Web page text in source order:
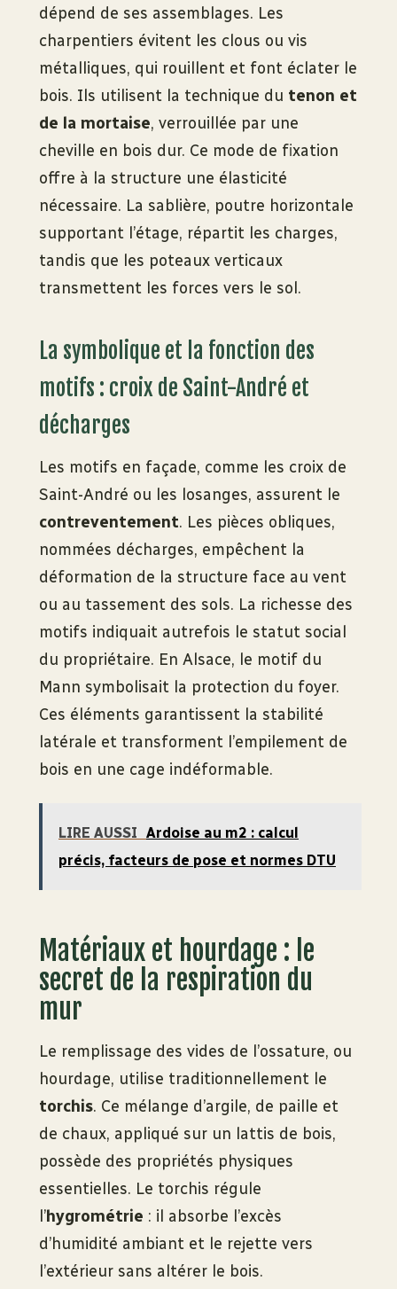
dépend de ses assemblages. Les
charpentiers évitent les clous ou vis
métalliques, qui rouillent et font éclater le
bois. Ils utilisent la technique du tenon et
de la mortaise, verrouillée par une
cheville en bois dur. Ce mode de fixation
offre à la structure une élasticité
nécessaire. La sablière, poutre horizontale
supportant l’étage, répartit les charges,
tandis que les poteaux verticaux
transmettent les forces vers le sol.
La symbolique et la fonction des
motifs : croix de Saint-André et
décharges
Les motifs en façade, comme les croix de
Saint-André ou les losanges, assurent le
contreventement. Les pièces obliques,
nommées décharges, empêchent la
déformation de la structure face au vent
ou au tassement des sols. La richesse des
motifs indiquait autrefois le statut social
du propriétaire. En Alsace, le motif du
Mann symbolisait la protection du foyer.
Ces éléments garantissent la stabilité
latérale et transforment l’empilement de
bois en une cage indéformable.
LIRE AUSSI Ardoise au m2 : calcul
précis, facteurs de pose et normes DTU
Matériaux et hourdage : le
secret de la respiration du
mur
Le remplissage des vides de l’ossature, ou
hourdage, utilise traditionnellement le
torchis. Ce mélange d’argile, de paille et
de chaux, appliqué sur un lattis de bois,
possède des propriétés physiques
essentielles. Le torchis régule
l’hygrométrie : il absorbe l’excès
d’humidité ambiant et le rejette vers
l’extérieur sans altérer le bois.